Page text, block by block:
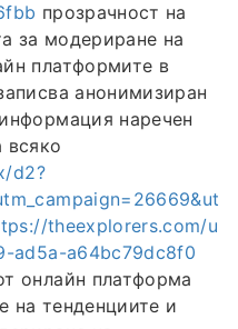
прозрачност на
за модериране на
платформите в
анонимизиран
наречен
всяко
d2?
theexplorers.com/u
ad5a-a64bc79dc8f0
онлайн платформа
на тенденциите и